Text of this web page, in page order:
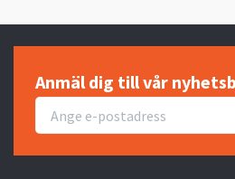
Anmäl dig till vår